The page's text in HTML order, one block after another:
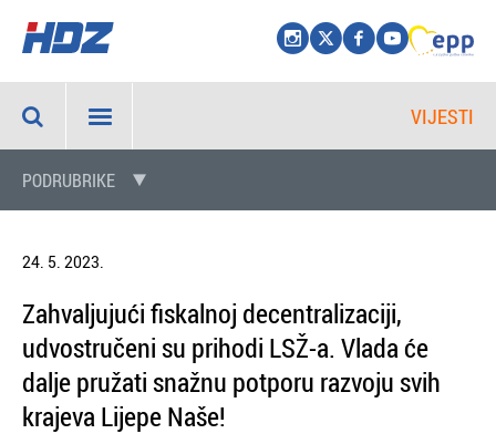
VIJESTI
PODRUBRIKE
24. 5. 2023.
Zahvaljujući fiskalnoj decentralizaciji,
udvostručeni su prihodi LSŽ-a. Vlada će
dalje pružati snažnu potporu razvoju svih
krajeva Lijepe Naše!